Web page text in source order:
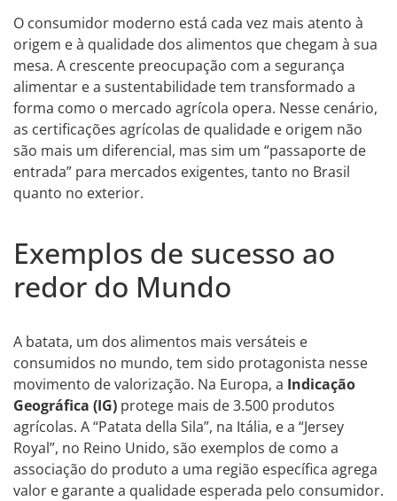
O consumidor moderno está cada vez mais atento à
origem e à qualidade dos alimentos que chegam à sua
mesa. A crescente preocupação com a segurança
alimentar e a sustentabilidade tem transformado a
forma como o mercado agrícola opera. Nesse cenário,
as certificações agrícolas de qualidade e origem não
são mais um diferencial, mas sim um “passaporte de
entrada” para mercados exigentes, tanto no Brasil
quanto no exterior.
Exemplos de sucesso ao
redor do Mundo
A batata, um dos alimentos mais versáteis e
consumidos no mundo, tem sido protagonista nesse
movimento de valorização. Na Europa, a Indicação
Geográfica (IG) protege mais de 3.500 produtos
agrícolas. A “Patata della Sila”, na Itália, e a “Jersey
Royal”, no Reino Unido, são exemplos de como a
associação do produto a uma região específica agrega
valor e garante a qualidade esperada pelo consumidor.